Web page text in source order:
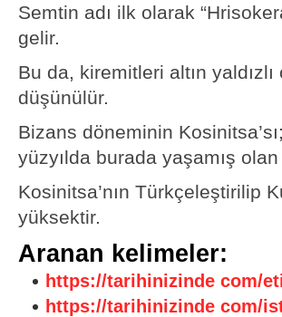
Semtin adı ilk olarak
gelir.
Bu da, kiremitleri altın
düşünülür.
Bizans döneminin
yüzyılda burada yaşamış
Kosinitsa’nın Türkçeleştirilip
yüksektir.
Aranan kelimeler:
https://tarihinizinde com/
https://tarihinizinde com/